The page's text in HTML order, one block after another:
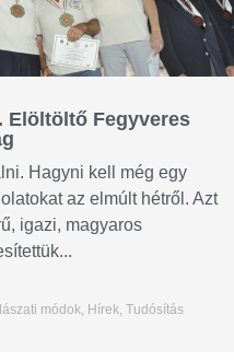
Elöltöltő Fegyveres
Hagyni kell még egy
az elmúlt hétről. Azt
igazi, magyaros
módok, Hírek, Tudósítás